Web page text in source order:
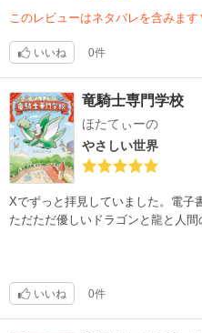
このレビューはネタバレを含みま
いいね 0件
竜騎士専門学校
ほたてぃーの
やさしい世界
Xでずっと拝見していました。電子
ただただ優しいドラゴンと龍と人間
いいね 0件